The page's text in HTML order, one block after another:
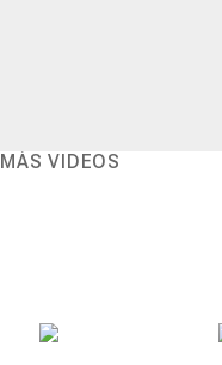
MÁS VIDEOS